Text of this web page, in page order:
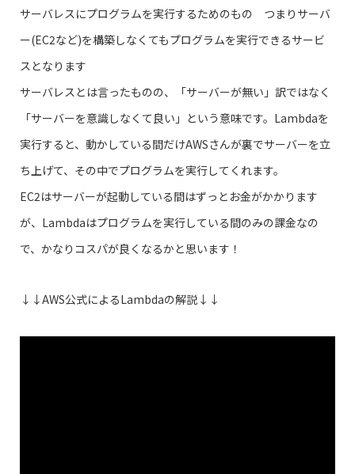
サーバレスにプログラムを実行するためのもの つまりサーバ
ー(EC2など)を構築しなくてもプログラムを実行できるサービ
スとなります
サーバレスとは言ったものの、「サーバーが無い」訳ではなく
「サーバーを意識しなくて良い」という意味です。Lambdaを
実行すると、動かしている間だけAWSさんが裏でサーバーを立
ち上げて、その中でプログラムを実行してくれます。
EC2はサーバーが起動している間はずっとお金がかかります
が、Lambdaはプログラムを実行している間のみの課金なの
で、かなりコスパが良くなるかと思います！
↓↓AWS公式によるLambdaの解説↓↓